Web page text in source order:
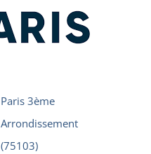
Paris 3ème
Arrondissement
(75103)